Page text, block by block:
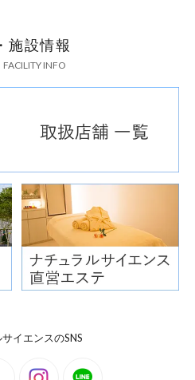
施設情報
INFO
イエンスのSNS